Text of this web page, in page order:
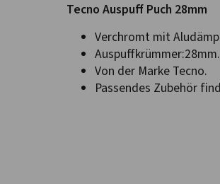
Tecno Auspuff Puch 28mm
Verchromt mit
Auspuffkrümmer:28mm.
Von der Marke Tecno.
Passendes Zubehör